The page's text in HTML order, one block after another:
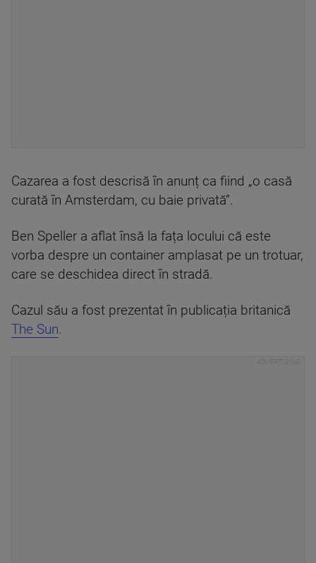
Cazarea a fost descrisă în anunț ca fiind „o casă
curată în Amsterdam, cu baie privată”.
Ben Speller a aflat însă la fața locului că este
vorba despre un container amplasat pe un trotuar,
care se deschidea direct în stradă.
Cazul său a fost prezentat în publicația britanică
The Sun.